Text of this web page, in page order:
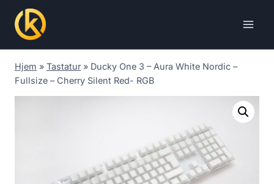
content
Hjem » Tastatur » Ducky One 3 – Aura White Nordic –
Fullsize – Cherry Silent Red- RGB